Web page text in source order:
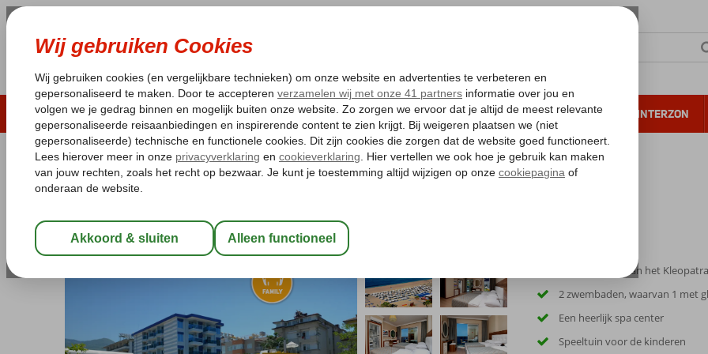
LAST MINUTE ZOMER 2026 ZONVAKANTIE VERRE REIZEN ALL INCLUSIVE WINTERZON
Pakketgarantie Laagsteprijsgarantie* Gratis annuleren*
Home
Turkije Turkse Riviera
Grand Zaman Garden
All Inclusive Hotel
Ca. 100 meter van het
2 zwembaden, waarvan 1 met
Een heerlijk spa center
Speeltuin voor de kinderen